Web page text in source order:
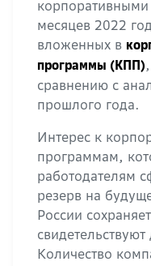
месяцев 2022
вложенных в
программы (КПП)
сравнению с
прошлого года.
Интерес к
программам,
работодателям
резерв на
России
Количество